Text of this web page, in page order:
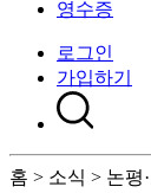
영수증
로그인
가입하기
홈 > 소식 > 논평